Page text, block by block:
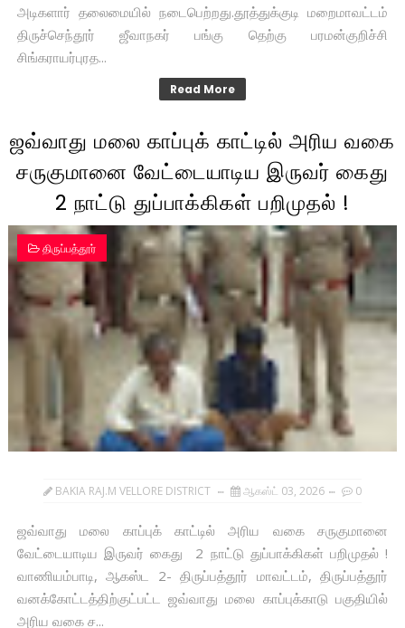
அடிகளார் தலைமையில் நடைபெற்றது.தூத்துக்குடி மறைமாவட்டம்
திருச்செந்தூர் ஜீவாநகர் பங்கு தெற்கு பரமன்குறிச்சி
சிங்கராயர்புரத...
Read More
ஜவ்வாது மலை காப்புக் காட்டில் அரிய வகை
சருகுமானை வேட்டையாடிய இருவர் கைது
2 நாட்டு துப்பாக்கிகள் பறிமுதல் !
திருப்பத்தூர்
BAKIA RAJ.M VELLORE DISTRICT ஆகஸ்ட் 03, 2026 0
ஜவ்வாது மலை காப்புக் காட்டில் அரிய வகை சருகுமானை
வேட்டையாடிய இருவர் கைது 2 நாட்டு துப்பாக்கிகள் பறிமுதல் !
வாணியம்பாடி, ஆகஸ்ட 2- திருப்பத்தூர் மாவட்டம், திருப்பத்தூர்
வனக்கோட்டத்திற்குட்பட்ட ஜவ்வாது மலை காப்புக்காடு பகுதியில்
அரிய வகை ச...